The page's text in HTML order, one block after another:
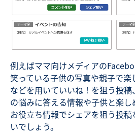
例えばママ向けメディアの
笑っている子供の写真や親子で
などを用いていいね！を狙う投
の悩みに答える情報や子供と楽
お役立ち情報でシェアを狙う投
いでしょう。